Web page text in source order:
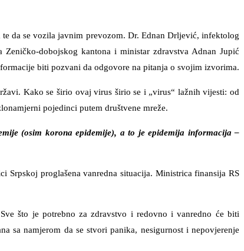
da se vozila javnim prevozom. Dr. Ednan Drljević, infektolog
dobojskog kantona i ministar zdravstva Adnan Jupić
biti pozvani da odgovore na pitanja o svojim izvorima.
Kako se širio ovaj virus širio se i „virus“ lažnih vijesti: od
pojedinci putem društvene mreže.
(osim korona epidemije), a to je epidemija informacija –
Srpskoj proglašena vanredna situacija. Ministrica finansija RS
što je potrebno za zdravstvo i redovno i vanredno će biti
sa namjerom da se stvori panika, nesigurnost i nepovjerenje